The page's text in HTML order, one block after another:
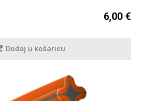
6,00 €
Dodaj u košaricu